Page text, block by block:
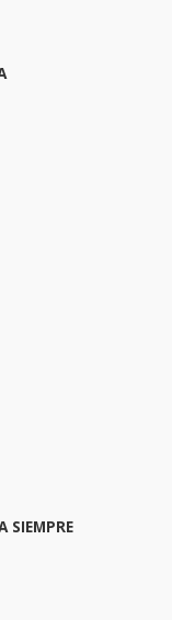
SIEMPRE